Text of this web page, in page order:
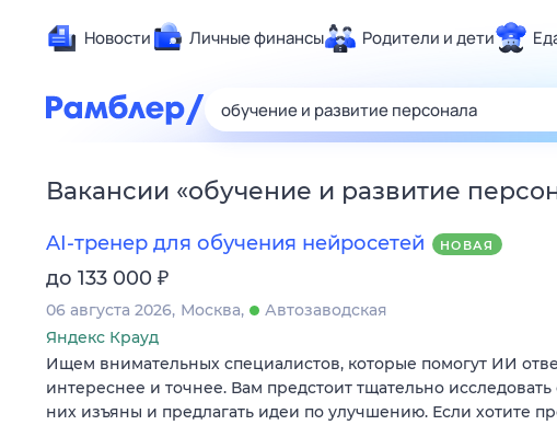
Новости Личные финансы Родители и дети
Здоровье
Развлечения и
Спорт
Карьера
Сберегаем вместе
Гороскопы
Вакансии «обучение и развитие
AI-тренер для обучения нейросетей НОВАЯ
до 133 000 ₽
06 августа 2026 Москва
Автозаводская
Яндекс Крауд
Ищем внимательных специалистов, которые помогут ИИ
интереснее и точнее. Вам предстоит тщательно исследовать
них изъяны и предлагать идеи по улучшению. Если хотите